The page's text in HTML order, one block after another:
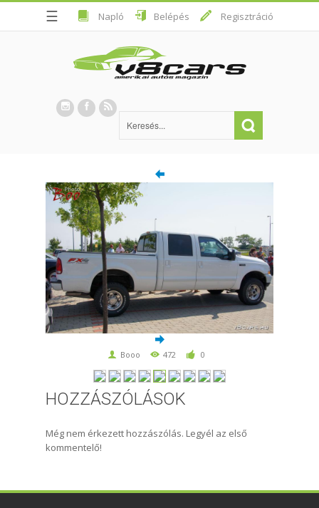
☰ Napló Belépés Regisztráció
Booo 472 0
HOZZÁSZÓLÁSOK
Még nem érkezett hozzászólás. Legyél az első
kommentelő!